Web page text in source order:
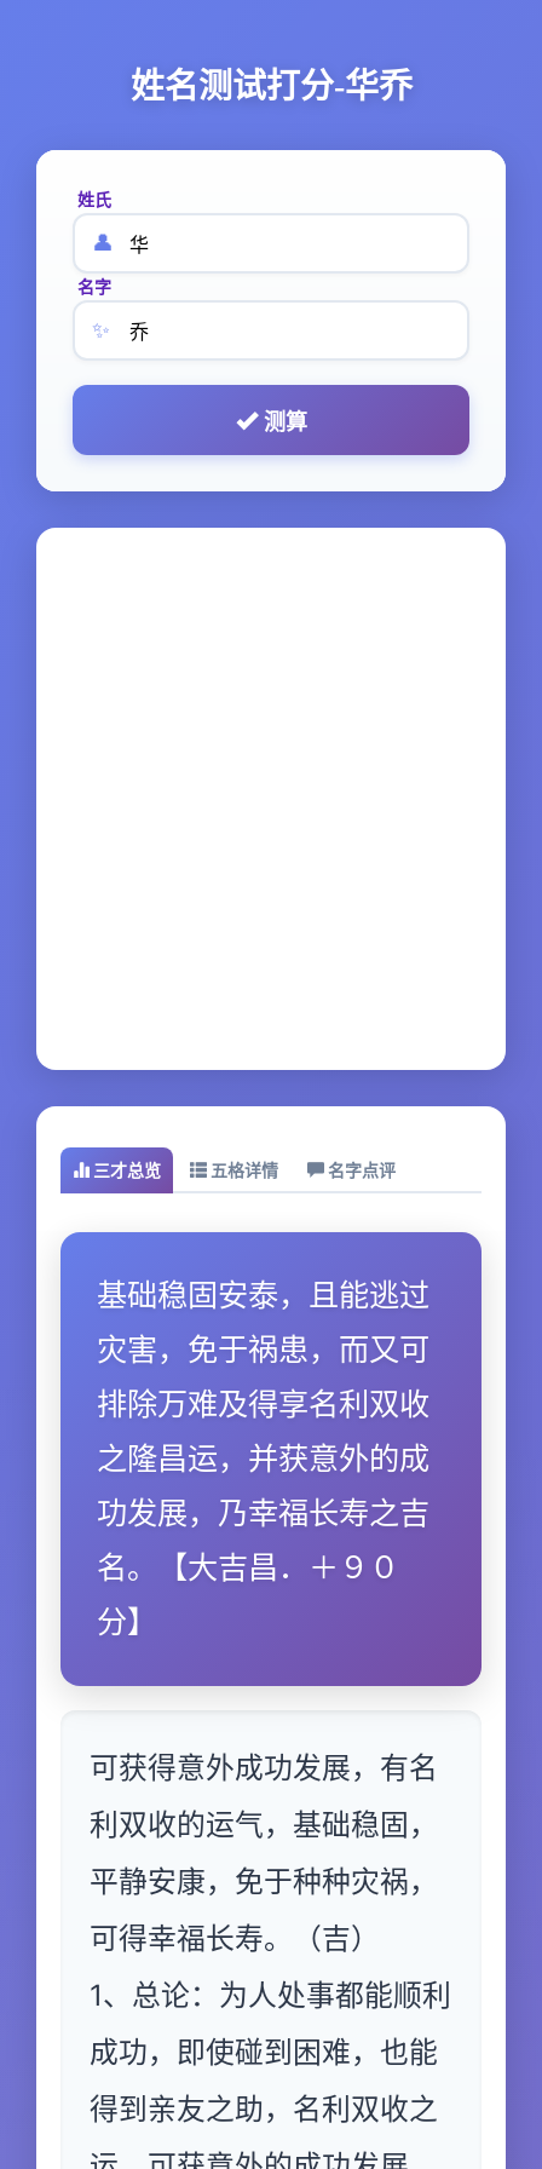
姓名测试打分-华乔
姓氏
👤
名字
✨
测算
三才总览 五格详情 名字点评
基础稳固安泰，且能逃过
灾害，免于祸患，而又可
排除万难及得享名利双收
之隆昌运，并获意外的成
功发展，乃幸福长寿之吉
名。【大吉昌．＋９０
分】
可获得意外成功发展，有名
利双收的运气，基础稳固，
平静安康，免于种种灾祸，
可得幸福长寿。（吉）
1、总论：为人处事都能顺利
成功，即使碰到困难，也能
得到亲友之助，名利双收之